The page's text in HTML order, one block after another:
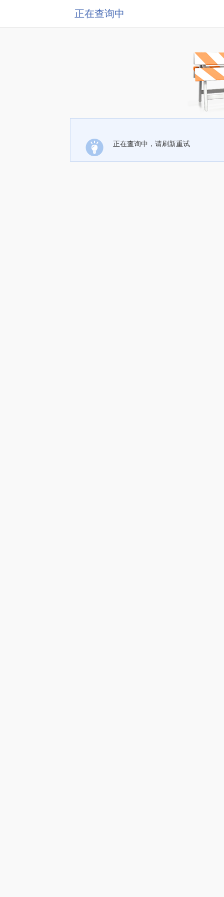
正在查询中
正在查询中，请刷新重试